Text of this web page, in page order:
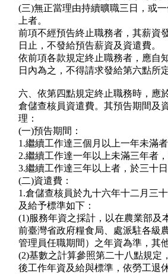
(三)無正當理由持續曠職三日，或
上者。
前項不經預告終止職務者，其薪資
日止，不發給預告薪資及資遣費。
依前項各款規定終止職務者，應自
日內為之，不得請求發給第六點所
六、依第四點規定終止職務時，應
倉儲查核員資遣費。其預告期間及
理：
(一)預告期間：
1.繼續工作達三個月以上一年未滿
2.繼續工作達一年以上未滿三年者
3.繼續工作達三年以上者，於三十日
(二)資遣費：
1.倉儲查核員於九十六年十二月三
及給予標準如下：
(1)服務年資之採計，以在農業部及
前臺灣省政府糧食局、處派駐各級
管理員任職期間）之年資為準，其
(2)基數之計算參照第二十八點規定
後工作年資及給與標準，依勞工退